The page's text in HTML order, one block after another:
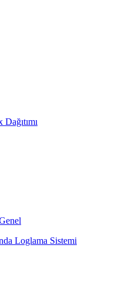
Loglama Sistemi